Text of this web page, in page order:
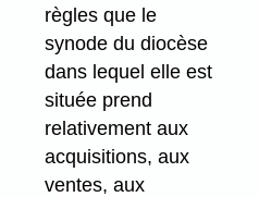
règles que le
synode du diocèse
dans lequel elle est
située prend
relativement aux
acquisitions, aux
ventes, aux